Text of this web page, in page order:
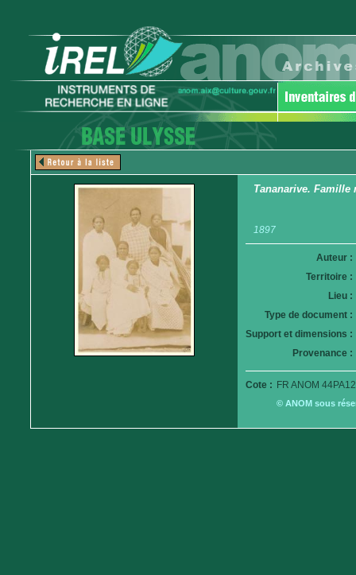
Tananarive. Famille
1897
Auteur :
Territoire :
Lieu :
Type de document :
Support et dimensions :
Provenance :
Cote : FR ANOM
© ANOM sous